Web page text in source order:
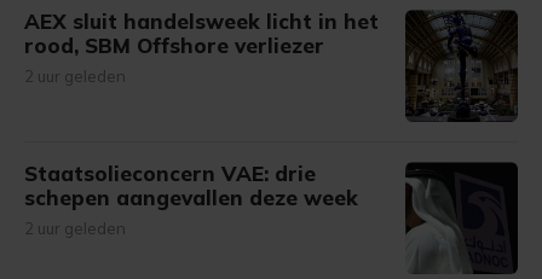
AEX sluit handelsweek licht in het
rood, SBM Offshore verliezer
2 uur geleden
Staatsolieconcern VAE: drie
schepen aangevallen deze week
2 uur geleden